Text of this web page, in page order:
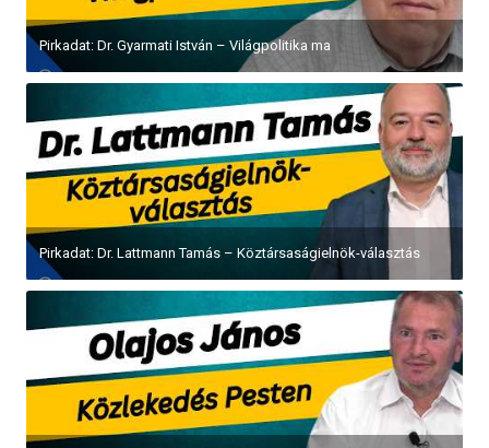
Pirkadat: Dr. Gyarmati István – Világpolitika ma
Pirkadat: Dr. Lattmann Tamás – Köztársaságielnök-választás